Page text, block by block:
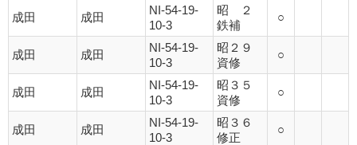
成田 成田
NI-54-19-
10-3
昭 ２
鉄補
○
成田 成田
NI-54-19-
10-3
昭２９
資修
○
成田 成田
NI-54-19-
10-3
昭３５
資修
○
成田 成田
NI-54-19-
10-3
昭３６
修正
○